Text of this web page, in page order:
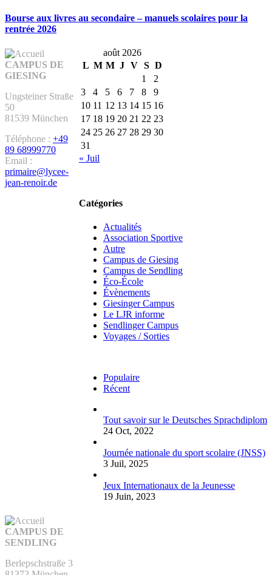
Bourse aux livres au secondaire – manuels scolaires pour la
rentrée 2026
août 2026
L M M J V S D
1
2
3
4 5 6 7 8
9
10 11 12 13 14 15 16
17 18 19 20 21 22 23
24 25 26 27 28 29 30
31
« Juil
Catégories
Actualités
Association Sportive
Autre
Campus de Giesing
Campus de Sendling
Éco-École
Évènements
Giesinger Campus
Le LJR informe
Sendlinger Campus
Voyages / Sorties
Populaire
Récent
Tout savoir sur le Deutsches Sprachdiplom
24 Oct, 2022
Journée nationale du sport scolaire (JNSS)
3 Juil, 2025
Jeux Internationaux de la Jeunesse
19 Juin, 2023
CAMPUS DE
GIESING
Ungsteiner Straße
50
81539 München
Téléphone : +49
89 68999770
Email :
primaire@lycee-
jean-renoir.de
CAMPUS DE
SENDLING
Berlepschstraße 3